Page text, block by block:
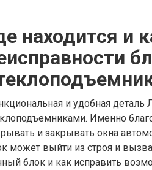
находится и
и удобная
Именно
и закрывать окна
может выйти из строя и
блок и как исправить